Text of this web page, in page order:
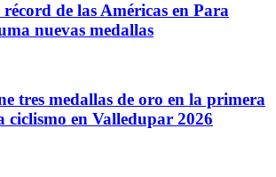
de las Américas en Para
nuevas medallas
tres medallas de oro en la primera
ciclismo en Valledupar 2026